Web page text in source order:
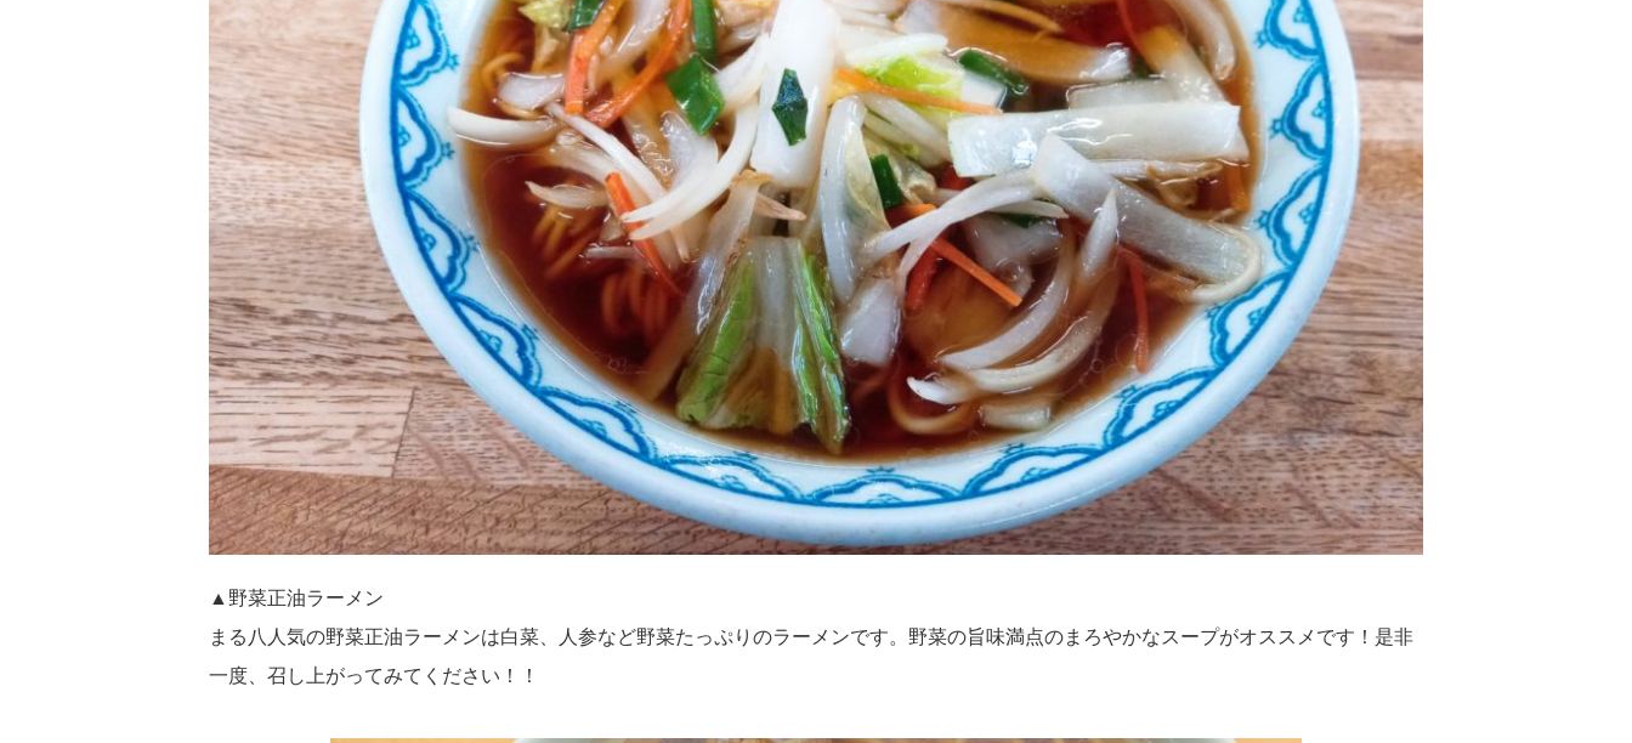
▲野菜正油ラーメン
まる八人気の野菜正油ラーメンは白菜、人参など野菜たっぷりのラーメンです。野菜の旨味満点のまろやかなスープがオススメです！是非
一度、召し上がってみてください！！